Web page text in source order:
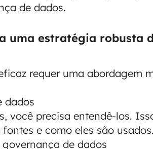
de dados.
uma estratégia robusta
requer uma abordagem
dados
você precisa entendê-los.
e como eles são usados.
de dados